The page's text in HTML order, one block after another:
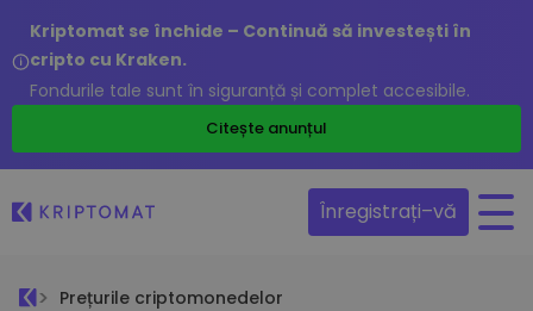
Kriptomat se închide – Continuă să investești în
cripto cu Kraken.
Fondurile tale sunt în siguranță și complet accesibile.
Citește anunțul
Înregistrați–vă
Prețurile criptomonedelor